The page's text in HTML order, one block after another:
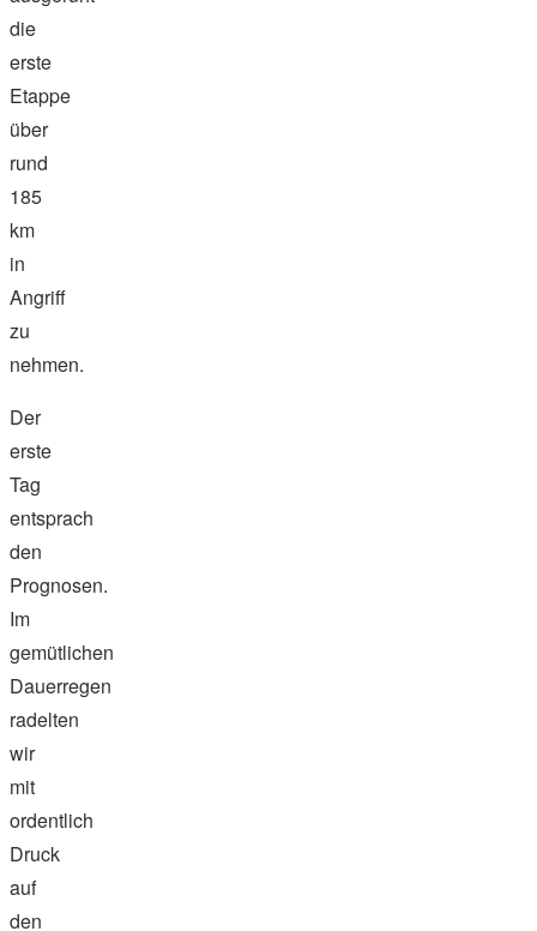
die
erste
Etappe
über
rund
185
km
in
Angriff
zu
nehmen.
Der
erste
Tag
entsprach
den
Prognosen.
Im
gemütlichen
Dauerregen
radelten
wir
mit
ordentlich
Druck
auf
den